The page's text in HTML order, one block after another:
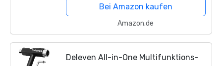
Bei Amazon kaufen
Amazon.de
Deleven All-in-One Multifunktions-